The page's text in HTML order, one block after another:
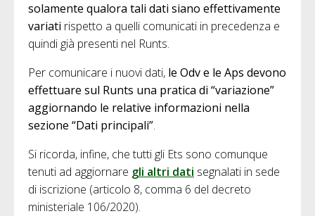
solamente qualora tali dati siano effettivamente
variati rispetto a quelli comunicati in precedenza e
quindi già presenti nel Runts.
Per comunicare i nuovi dati, le Odv e le Aps devono
effettuare sul Runts una pratica di “variazione”
aggiornando le relative informazioni nella
sezione “Dati principali”.
Si ricorda, infine, che tutti gli Ets sono comunque
tenuti ad aggiornare gli altri dati segnalati in sede
di iscrizione (articolo 8, comma 6 del decreto
ministeriale 106/2020).